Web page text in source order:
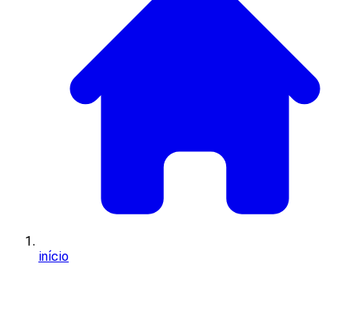
início